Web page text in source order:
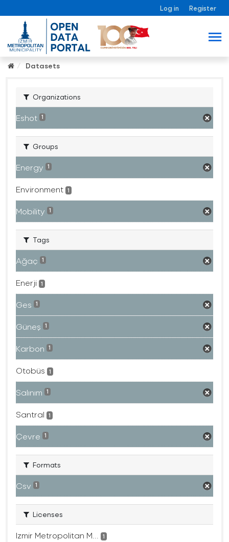
Log in Register
Datasets
Organizations
Eshot 1
Groups
Energy 1
Environment 1
Mobility 1
Tags
Ağaç 1
Enerji 1
Ges 1
Güneş 1
Karbon 1
Otobüs 1
Salınım 1
Santral 1
Çevre 1
Formats
Csv 1
Licenses
Izmir Metropolitan M... 1